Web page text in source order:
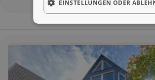
EINSTELLUNGEN ODER